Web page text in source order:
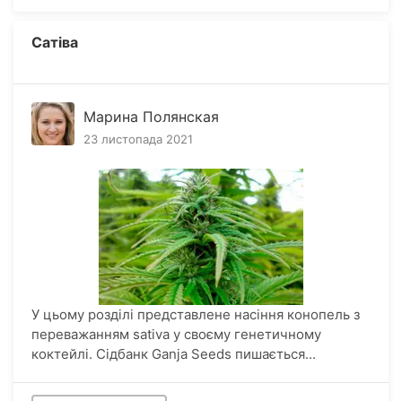
Сатіва
Марина Полянская
23 листопада 2021
У цьому розділі представлене насіння конопель з
переважанням sativa у своєму генетичному
коктейлі. Сідбанк Ganja Seeds пишається...